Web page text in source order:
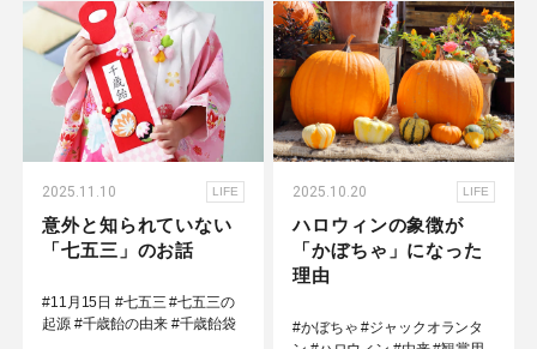
2025.11.10 LIFE
意外と知られていない
「七五三」のお話
#11月15日 #七五三 #七五三の
起源 #千歳飴の由来 #千歳飴袋
2025.10.20 LIFE
ハロウィンの象徴が
「かぼちゃ」になった
理由
#かぼちゃ #ジャックオランタ